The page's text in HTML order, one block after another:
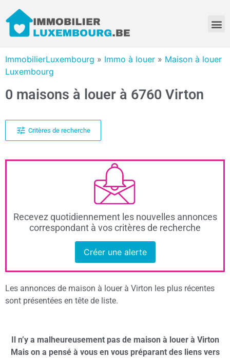
ImmobilierLuxembourg » Immo à louer » Maison à louer
Luxembourg
0 maisons à louer à 6760 Virton
Critères de recherche
Recevez quotidiennement les nouvelles annonces
correspondant à vos critères de recherche
Créer une alerte
Les annonces de maison à louer à Virton les plus récentes
sont présentées en tête de liste.
Il n’y a malheureusement pas de maison à louer à Virton
Mais on a pensé à vous en vous préparant des liens vers